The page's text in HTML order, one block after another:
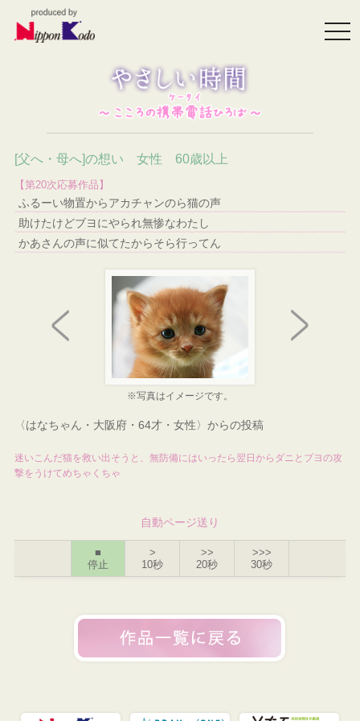
[父へ・母へ]の想い 女性 60歳以上
【第20次応募作品】
ふるーい物置からアカチャンのら猫の声
助けたけどブヨにやられ無惨なわたし
かあさんの声に似てたからそら行ってん
※写真はイメージです。
〈はなちゃん・大阪府・64才・女性〉からの投稿
迷いこんだ猫を救い出そうと、無防備にはいったら翌日からダニとブヨの攻
撃をうけてめちゃくちゃ
自動ページ送り
■
停止
>
10秒
>>
20秒
>>>
30秒